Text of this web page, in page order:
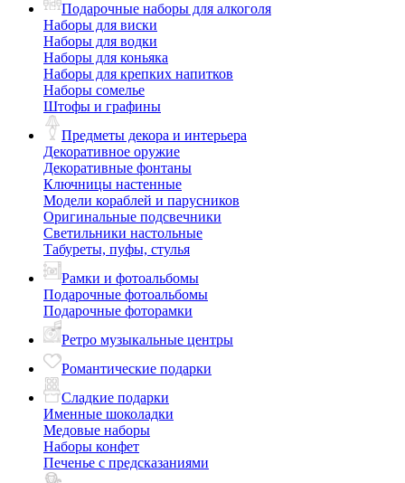
Подарочные наборы для алкоголя
Наборы для виски
Наборы для водки
Наборы для коньяка
Наборы для крепких напитков
Наборы сомелье
Штофы и графины
Предметы декора и интерьера
Декоративное оружие
Декоративные фонтаны
Ключницы настенные
Модели кораблей и парусников
Оригинальные подсвечники
Светильники настольные
Табуреты, пуфы, стулья
Рамки и фотоальбомы
Подарочные фотоальбомы
Подарочные фоторамки
Ретро музыкальные центры
Романтические подарки
Сладкие подарки
Именные шоколадки
Медовые наборы
Наборы конфет
Печенье с предсказаниями